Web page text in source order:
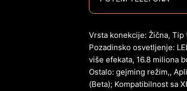
Vrsta konekcije: Žična, Tip
Pozadinsko osvetljenje:
više efekata, 16.8 miliona
Ostalo: gejming režim,,
(Beta); Kompatibilnost sa